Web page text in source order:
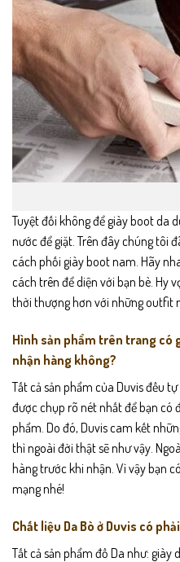
Tuyệt đối không để giày boot da
nước để giặt. Trên đây chúng tôi
cách phối giày boot nam. Hãy
cách trên để diện với bạn bè. Hy
thời thượng hơn với những outfit
Hình sản phẩm trên trang có
nhận hàng không?
Tất cả sản phẩm của Duvis đều
được chụp rõ nét nhất để bạn có
phẩm. Do đó, Duvis cam kết
thì ngoài đời thật sẽ như vậy.
hàng trước khi nhận. Vì vậy bạn
mạng nhé!
Chất liệu Da Bò ở Duvis có
Tất cả sản phẩm đồ Da như: giày